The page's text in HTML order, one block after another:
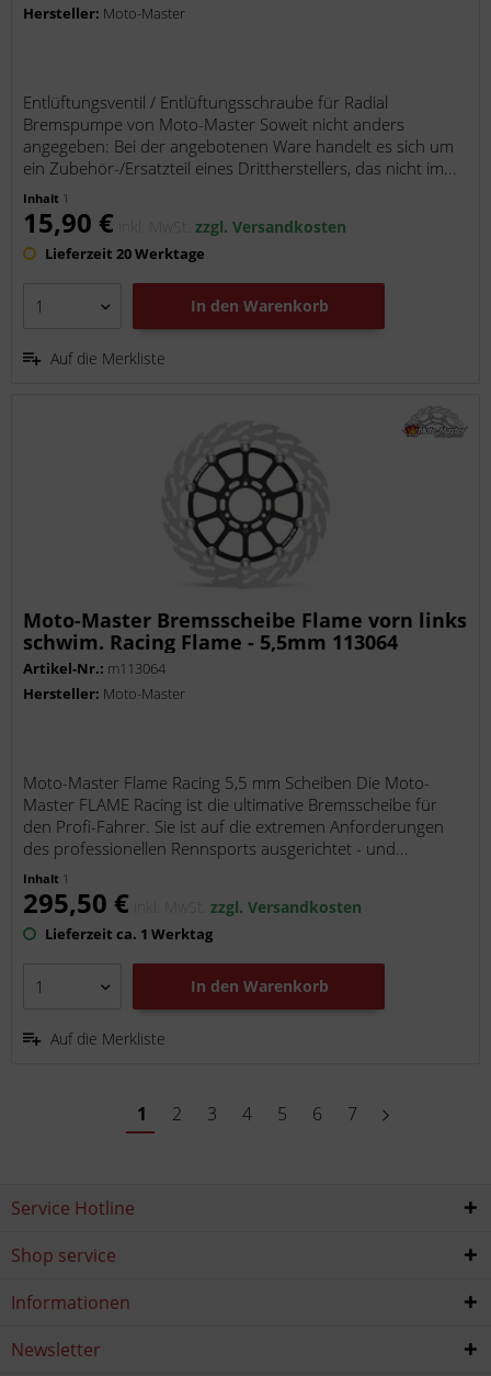
Hersteller: Moto-Master
Entlüftungsventil / Entlüftungsschraube für Radial
Bremspumpe von Moto-Master Soweit nicht anders
angegeben: Bei der angebotenen Ware handelt es sich um
ein Zubehör-/Ersatzteil eines Drittherstellers, das nicht im...
Inhalt 1
15,90 € inkl. MwSt.zzgl. Versandkosten
Lieferzeit 20 Werktage
In den Warenkorb
Auf die Merkliste
Moto-Master Bremsscheibe Flame vorn links
schwim. Racing Flame - 5,5mm 113064
Artikel-Nr.: m113064
Hersteller: Moto-Master
Moto-Master Flame Racing 5,5 mm Scheiben Die Moto-
Master FLAME Racing ist die ultimative Bremsscheibe für
den Profi-Fahrer. Sie ist auf die extremen Anforderungen
des professionellen Rennsports ausgerichtet - und...
Inhalt 1
295,50 € inkl. MwSt.zzgl. Versandkosten
Lieferzeit ca. 1 Werktag
In den Warenkorb
Auf die Merkliste
1 2 3 4 5 6 7
Service Hotline
Shop service
Informationen
Newsletter